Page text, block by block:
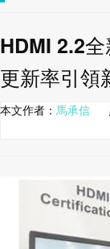
HDMI 2.2
更新率引領
本文作者： 馬承信